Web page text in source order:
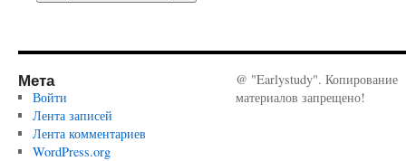
Мета
Войти
Лента записей
Лента комментариев
WordPress.org
@ "Earlystudy". Копирование
материалов запрещено!